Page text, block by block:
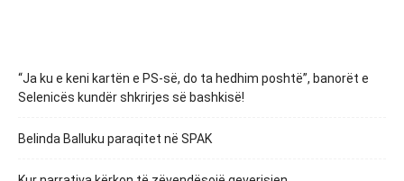
“Ja ku e keni kartën e PS-së, do ta hedhim poshtë”, banorët e
Selenicës kundër shkrirjes së bashkisë!
Belinda Balluku paraqitet në SPAK